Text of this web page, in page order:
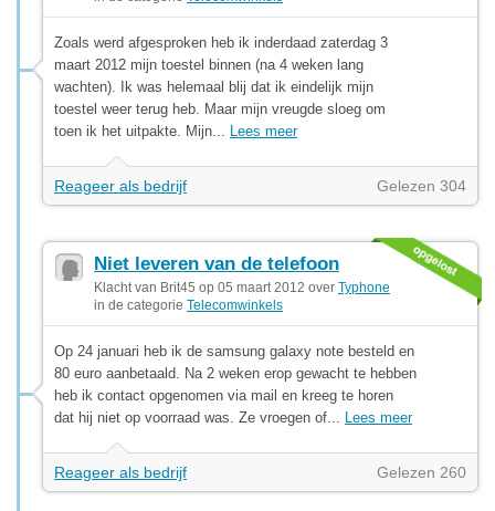
Zoals werd afgesproken heb ik inderdaad zaterdag 3
maart 2012 mijn toestel binnen (na 4 weken lang
wachten). Ik was helemaal blij dat ik eindelijk mijn
toestel weer terug heb. Maar mijn vreugde sloeg om
toen ik het uitpakte. Mijn... Lees meer
Reageer als bedrijf Gelezen 304
Niet leveren van de telefoon
Klacht van Brit45 op 05 maart 2012 over Typhone
in de categorie Telecomwinkels
Op 24 januari heb ik de samsung galaxy note besteld en
80 euro aanbetaald. Na 2 weken erop gewacht te hebben
heb ik contact opgenomen via mail en kreeg te horen
dat hij niet op voorraad was. Ze vroegen of... Lees meer
Reageer als bedrijf Gelezen 260